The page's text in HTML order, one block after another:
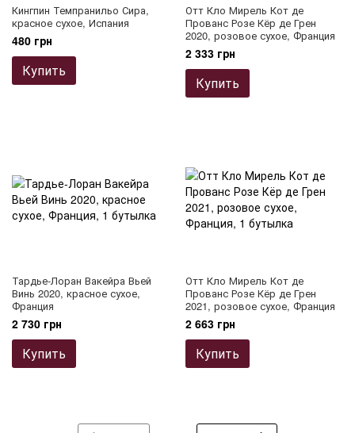
Кингпин Темпранильо Сира,
красное сухое, Испания
480 грн
Купить
Отт Кло Мирель Кот де
Прованс Розе Кёр де Грен
2020, розовое сухое, Франция
2 333 грн
Купить
Тардье-Лоран Вакейра Вьей
Винь 2020, красное сухое,
Франция
2 730 грн
Купить
Отт Кло Мирель Кот де
Прованс Розе Кёр де Грен
2021, розовое сухое, Франция
2 663 грн
Купить